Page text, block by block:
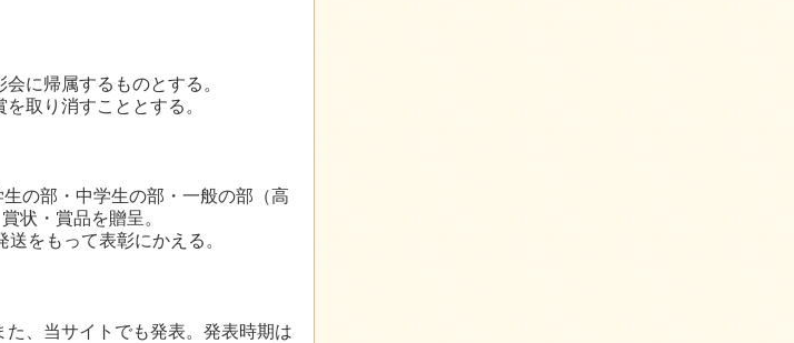
に帰属するものとする。
取り消すこととする。
の部・中学生の部・一般の部（高
状・賞品を贈呈。
をもって表彰にかえる。
、当サイトでも発表。発表時期は